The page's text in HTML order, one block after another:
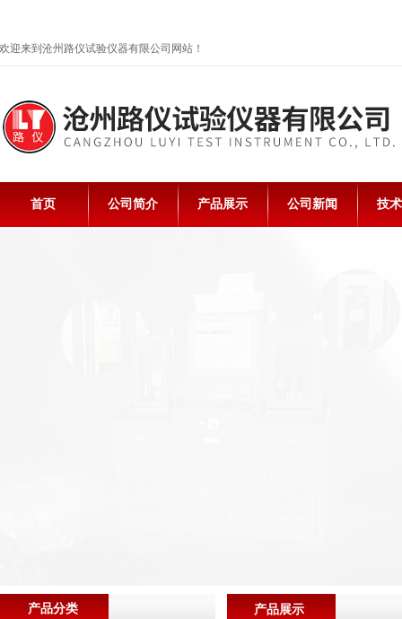
欢迎来到沧州路仪试验仪器有限公司网站！
首页 公司简介 产品展示 公司新闻 技
产品展示
产品分类